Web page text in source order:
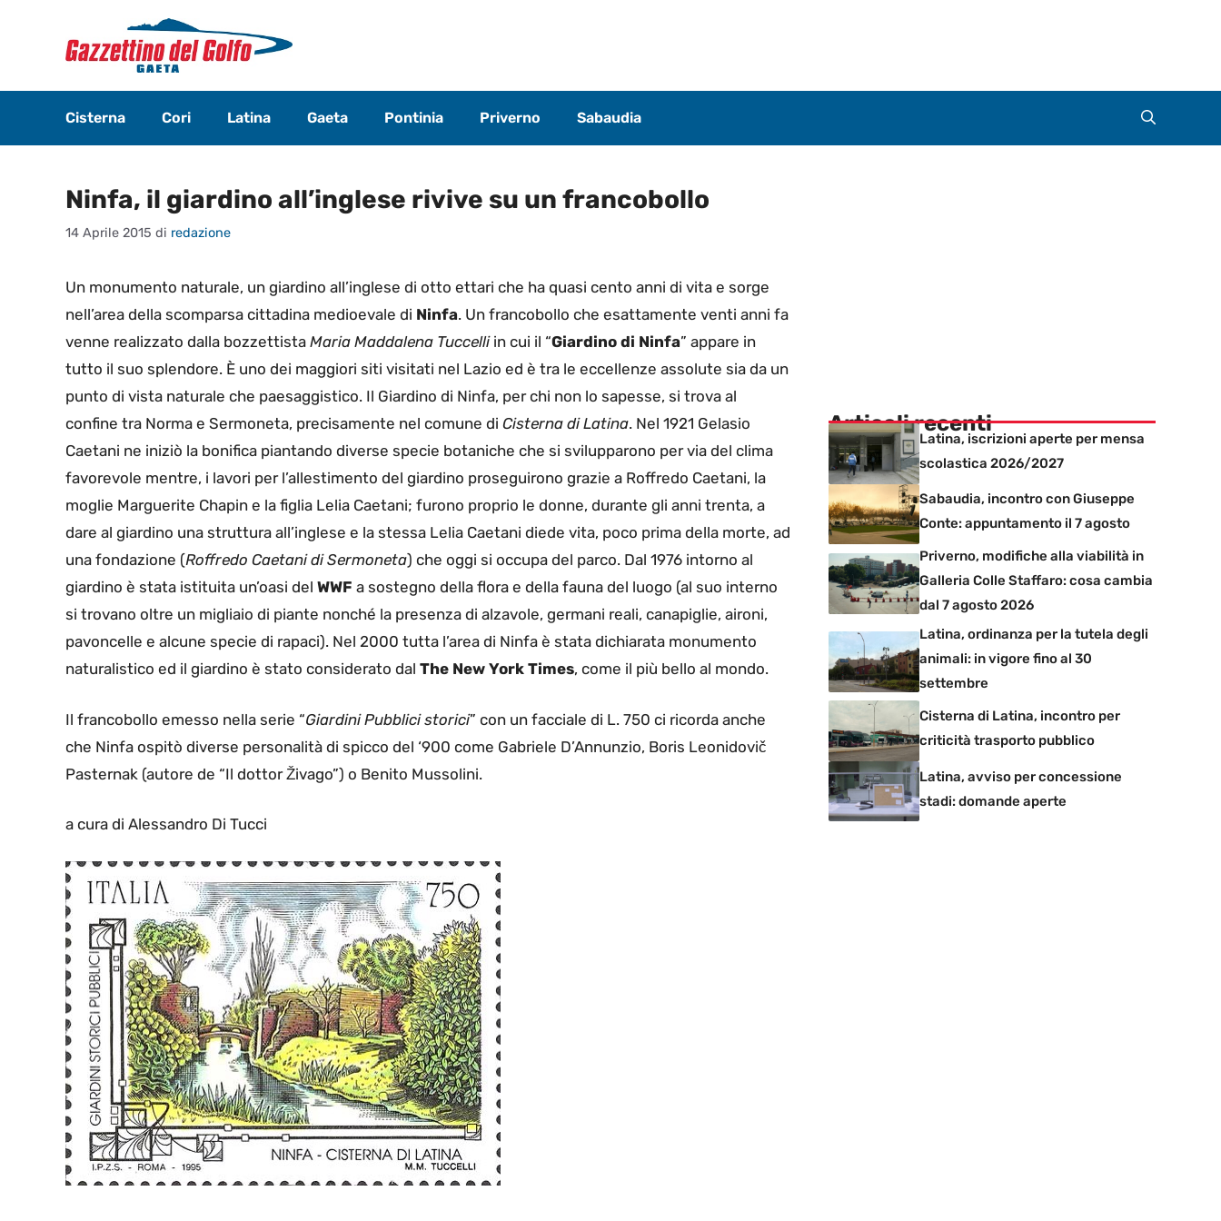
contenuto
Cisterna Cori Latina Gaeta Pontinia Priverno Sabaudia
Ninfa, il giardino all’inglese rivive su un francobollo
14 Aprile 2015 di redazione
Un monumento naturale, un giardino all’inglese di otto ettari che ha quasi cento anni di vita e sorge
nell’area della scomparsa cittadina medioevale di Ninfa. Un francobollo che esattamente venti anni fa
venne realizzato dalla bozzettista Maria Maddalena Tuccelliin cui il “Giardino di Ninfa” appare in
tutto il suo splendore. È uno dei maggiori siti visitati nel Lazio ed è tra le eccellenze assolute sia da un
punto di vista naturale che paesaggistico. Il Giardino di Ninfa, per chi non lo sapesse, si trova al
confine tra Norma e Sermoneta, precisamente nel comune di Cisterna di Latina. Nel 1921 Gelasio
Caetani ne iniziò la bonifica piantando diverse specie botaniche che si svilupparono per via del clima
favorevole mentre, i lavori per l’allestimento del giardino proseguirono grazie a Roffredo Caetani, la
moglie Marguerite Chapin e la figlia Lelia Caetani; furono proprio le donne, durante gli anni trenta, a
dare al giardino una struttura all’inglese e la stessa Lelia Caetani diede vita, poco prima della morte, ad
una fondazione (Roffredo Caetani di Sermoneta) che oggi si occupa del parco. Dal 1976 intorno al
giardino è stata istituita un’oasi del WWF a sostegno della flora e della fauna del luogo (al suo interno
si trovano oltre un migliaio di piante nonché la presenza di alzavole, germani reali, canapiglie, aironi,
pavoncelle e alcune specie di rapaci). Nel 2000 tutta l’area di Ninfa è stata dichiarata monumento
naturalistico ed il giardino è stato considerato dal The New York Times, come il più bello al mondo.
Il francobollo emesso nella serie “Giardini Pubblici storici” con un facciale di L. 750 ci ricorda anche
che Ninfa ospitò diverse personalità di spicco del ‘900 come Gabriele D’Annunzio, Boris Leonidovič
Pasternak (autore de “Il dottor Živago”) o Benito Mussolini.
a cura di Alessandro Di Tucci
Articoli recenti
Latina, iscrizioni aperte per mensa
scolastica 2026/2027
Sabaudia, incontro con Giuseppe
Conte: appuntamento il 7 agosto
Priverno, modifiche alla viabilità in
Galleria Colle Staffaro: cosa cambia
dal 7 agosto 2026
Latina, ordinanza per la tutela degli
animali: in vigore fino al 30
settembre
Cisterna di Latina, incontro per
criticità trasporto pubblico
Latina, avviso per concessione
stadi: domande aperte